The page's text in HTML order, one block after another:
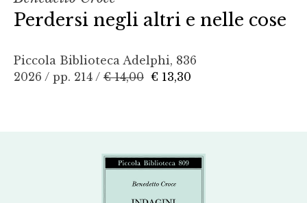
Perdersi negli altri e nelle cose
Piccola Biblioteca Adelphi, 836
2026 / pp. 214 / € 14,00 € 13,30